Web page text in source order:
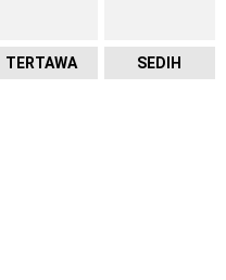
TERTAWA SEDIH